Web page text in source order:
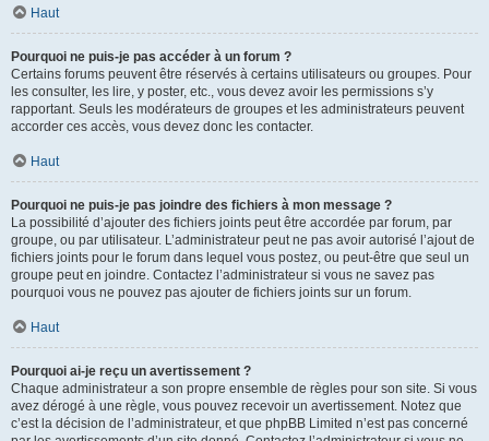
Haut
Pourquoi ne puis-je pas accéder à un forum ?
Certains forums peuvent être réservés à certains utilisateurs ou groupes. Pour
les consulter, les lire, y poster, etc., vous devez avoir les permissions s’y
rapportant. Seuls les modérateurs de groupes et les administrateurs peuvent
accorder ces accès, vous devez donc les contacter.
Haut
Pourquoi ne puis-je pas joindre des fichiers à mon message ?
La possibilité d’ajouter des fichiers joints peut être accordée par forum, par
groupe, ou par utilisateur. L’administrateur peut ne pas avoir autorisé l’ajout de
fichiers joints pour le forum dans lequel vous postez, ou peut-être que seul un
groupe peut en joindre. Contactez l’administrateur si vous ne savez pas
pourquoi vous ne pouvez pas ajouter de fichiers joints sur un forum.
Haut
Pourquoi ai-je reçu un avertissement ?
Chaque administrateur a son propre ensemble de règles pour son site. Si vous
avez dérogé à une règle, vous pouvez recevoir un avertissement. Notez que
c’est la décision de l’administrateur, et que phpBB Limited n’est pas concerné